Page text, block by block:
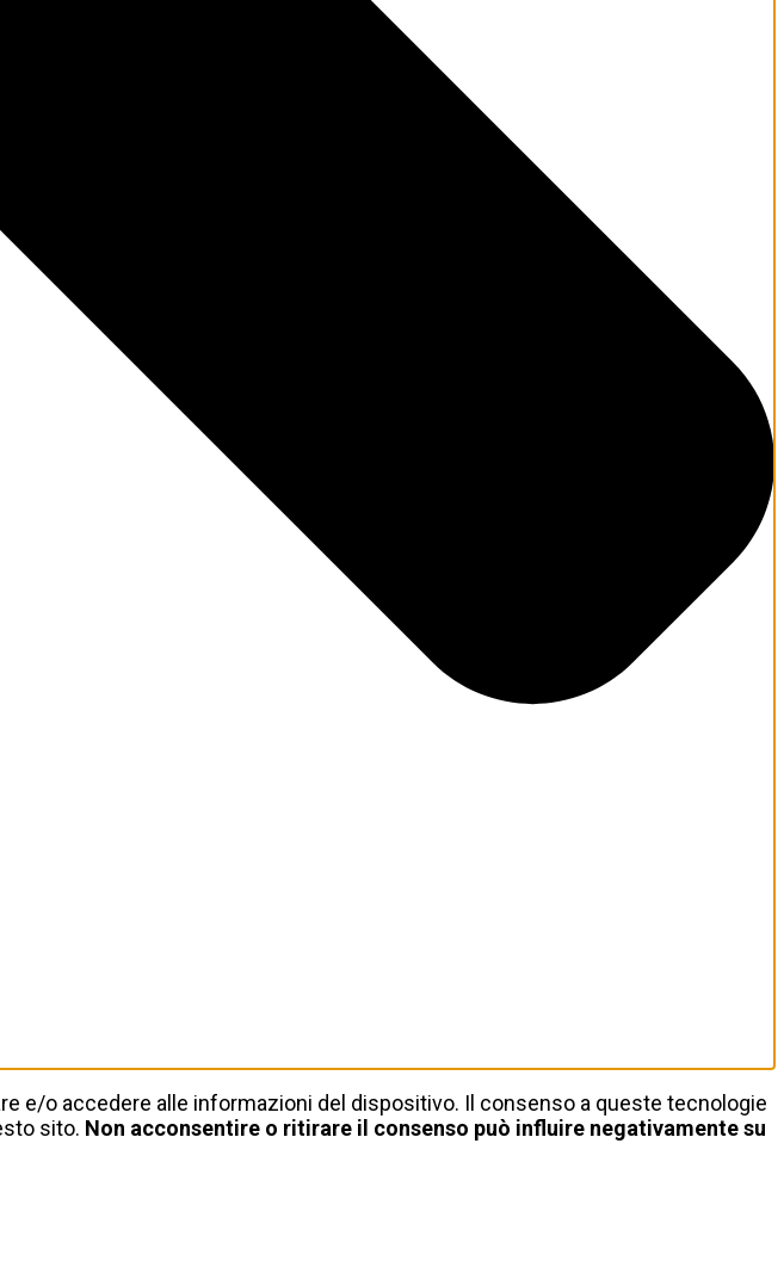
e/o accedere alle informazioni del dispositivo. Il consenso a queste tecnologie
sito. Non acconsentire o ritirare il consenso può influire negativamente su